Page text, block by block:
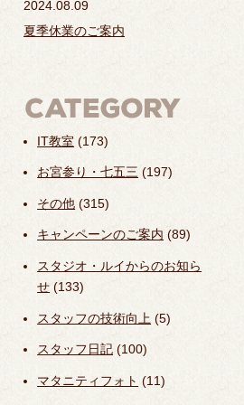
2024.08.09
夏季休業のご案内
IT教室 (173)
お宮参り・七五三 (197)
その他 (315)
キャンペーンのご案内 (89)
スタジオ・ルイからのお知ら
せ (133)
スタッフの技術向上 (5)
スタッフ日記 (100)
マタニティフォト (11)